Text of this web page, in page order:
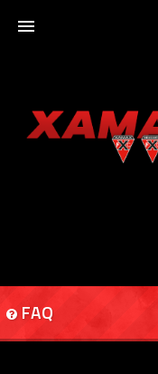
XAMAXFORUM
FAQ